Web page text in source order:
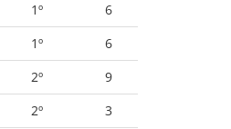
1º
6
1º
6
2º
9
2º
3